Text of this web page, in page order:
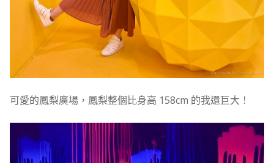
可愛的鳳梨廣場，鳳梨整個比身高 158cm 的我還巨大！